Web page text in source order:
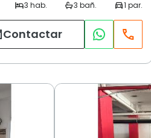
Contactar